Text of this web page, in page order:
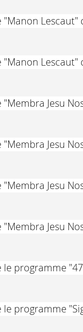
Lescaut"
Lescaut"
Jesu
Jesu
Jesu
Jesu
programme
programme